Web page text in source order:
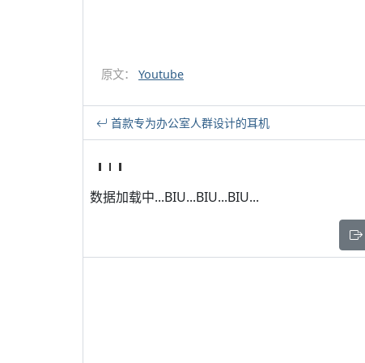
原文： Youtube
首款专为办公室人群设计的耳机
数据加载中...BIU...BIU...BIU...